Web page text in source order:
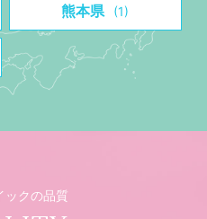
熊本県 (1)
ックの品質